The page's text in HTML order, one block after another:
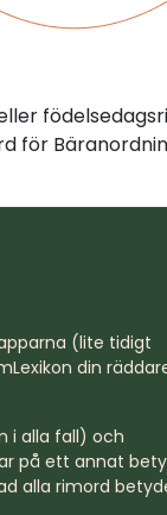
för
(lite tidigt
din
i alla fall) och
på ett annat
alla rimord